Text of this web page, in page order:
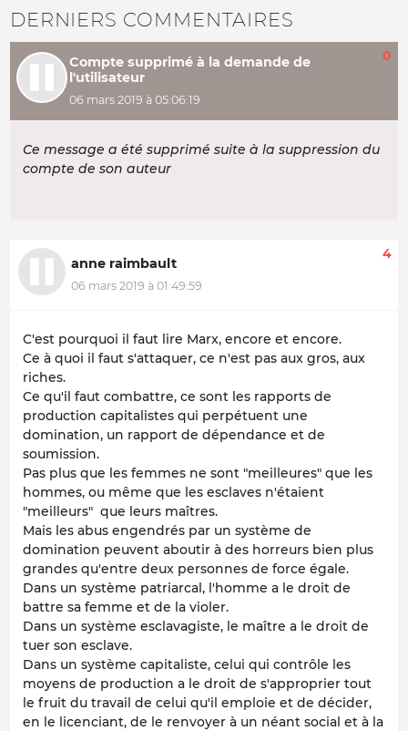
DERNIERS COMMENTAIRES
Compte supprimé à la demande de
l'utilisateur
06 mars 2019 à 05:06:19
0
Ce message a été supprimé suite à la suppression du
compte de son auteur
anne raimbault
06 mars 2019 à 01:49:59
4
C'est pourquoi il faut lire Marx, encore et encore.
Ce à quoi il faut s'attaquer, ce n'est pas aux gros, aux
riches.
Ce qu'il faut combattre, ce sont les rapports de
production capitalistes qui perpétuent une
domination, un rapport de dépendance et de
soumission.
Pas plus que les femmes ne sont "meilleures" que les
hommes, ou même que les esclaves n'étaient
"meilleurs" que leurs maîtres.
Mais les abus engendrés par un système de
domination peuvent aboutir à des horreurs bien plus
grandes qu'entre deux personnes de force égale.
Dans un système patriarcal, l'homme a le droit de
battre sa femme et de la violer.
Dans un système esclavagiste, le maître a le droit de
tuer son esclave.
Dans un système capitaliste, celui qui contrôle les
moyens de production a le droit de s'approprier tout
le fruit du travail de celui qu'il emploie et de décider,
en le licenciant, de le renvoyer à un néant social et à la